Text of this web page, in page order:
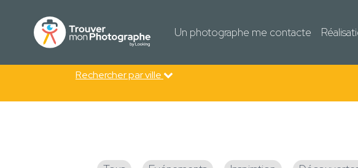
Un photographe me contacte
Rechercher par ville